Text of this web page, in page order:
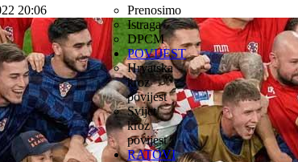
20:06
Prenosimo
Istraga
DPCM
POVIJEST
Hrvatska
kroz
povijest
Svijet
kroz
povijest
RATOVI